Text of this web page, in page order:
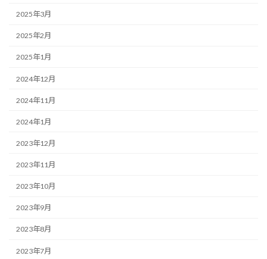
2025年3月
2025年2月
2025年1月
2024年12月
2024年11月
2024年1月
2023年12月
2023年11月
2023年10月
2023年9月
2023年8月
2023年7月